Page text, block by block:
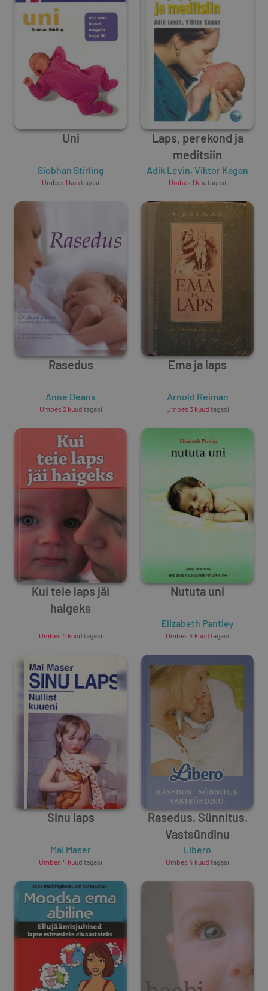
Uni
Siobhan Stirling
Umbes 1 kuutagasi
Laps, perekond ja
meditsiin
Adik Levin, Viktor Kagan
Umbes 1 kuutagasi
Rasedus
Anne Deans
Umbes 2 kuud tagasi
Ema ja laps
Arnold Reiman
Umbes 3 kuud tagasi
Kui teie laps jäi
haigeks
Umbes 4 kuud tagasi
Nututa uni
Elizabeth Pantley
Umbes 4 kuud tagasi
Sinu laps
Mai Maser
Umbes 4 kuud tagasi
Rasedus. Sünnitus.
Vastsündinu
Libero
Umbes 4 kuud tagasi